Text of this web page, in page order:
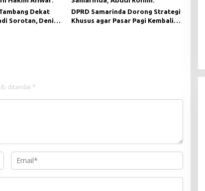
Dekat
Sorotan, Deni
DPRD Samarinda Dorong Strategi
Khusus agar Pasar Pagi Kembali
ditandai *